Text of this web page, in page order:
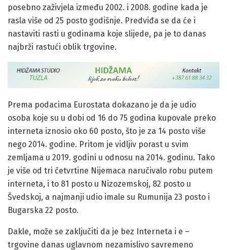
posebno zaživjela između 2002. i 2008. godine kada je
rasla više od 25 posto godišnje. Predviđa se da će i
nastaviti rasti u godinama koje slijede, pa je to danas
najbrži rastući oblik trgovine.
Prema podacima Eurostata dokazano je da je udio
osoba koje su u dobi od 16 do 75 godina kupovale preko
interneta iznosio oko 60 posto, što je za 14 posto više
nego 2014. godine. Pritom je vidljiv porast u svim
zemljama u 2019. godini u odnosu na 2014. godinu. Tako
je više od tri četvrtine Nijemaca naručivalo robu putem
interneta, i to 81 posto u Nizozemskoj, 82 posto u
Švedskoj, a najmanji udio imale su Rumunija 23 posto i
Bugarska 22 posto.
Dakle, može se zaključiti da je bez Interneta i e –
trgovine danas uglavnom nezamislivo savremeno